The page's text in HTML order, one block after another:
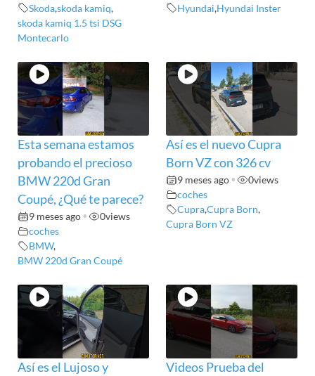
Skoda,skoda kamiq,
skoda kamiq 1.5 tsi DSG
Montecarlo
Hyundai,Hyundai Inster
Esta semana estamos
probando el precioso
BMW 220d Gran
Coupé, ¿Qué te parece?
9 meses ago• 0views
coches
BMW,
BMW 220d Gran Coupé
Así es el nuevo Cupra
Born VZ con 326 cv
9 meses ago• 0views
coches
Cupra,Cupra Born,
Cupra Born VZ
Así es el Lujoso y
Videos Prueba del